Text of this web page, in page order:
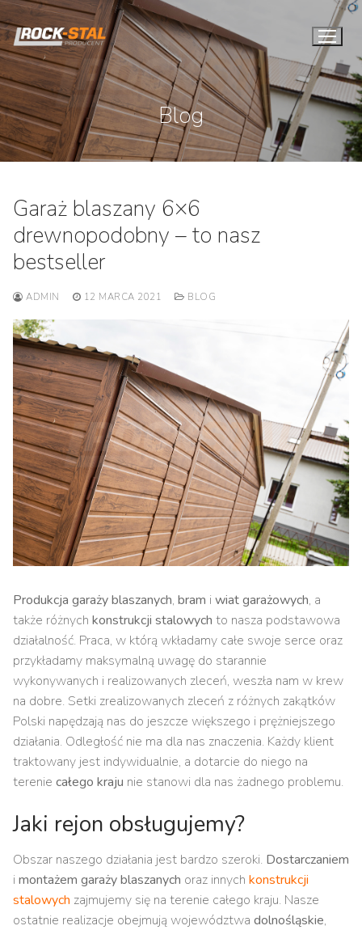
Przejdź
do
treści
Blog
Garaż blaszany 6×6
drewnopodobny – to nasz
bestseller
ADMIN 12 MARCA 2021 BLOG
Produkcja garaży blaszanych, bram i wiat garażowych, a
także różnych konstrukcji stalowych to nasza podstawowa
działalność. Praca, w którą wkładamy całe swoje serce oraz
przykładamy maksymalną uwagę do starannie
wykonywanych i realizowanych zleceń, weszła nam w krew
na dobre. Setki zrealizowanych zleceń z różnych zakątków
Polski napędzają nas do jeszcze większego i prężniejszego
działania. Odległość nie ma dla nas znaczenia. Każdy klient
traktowany jest indywidualnie, a dotarcie do niego na
terenie całego kraju nie stanowi dla nas żadnego problemu.
Jaki rejon obsługujemy?
Obszar naszego działania jest bardzo szeroki. Dostarczaniem
i montażem garaży blaszanych oraz innych konstrukcji
stalowych zajmujemy się na terenie całego kraju. Nasze
ostatnie realizacje obejmują województwa dolnośląskie,